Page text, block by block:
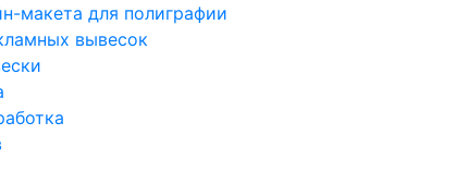
макета для полиграфии
вывесок